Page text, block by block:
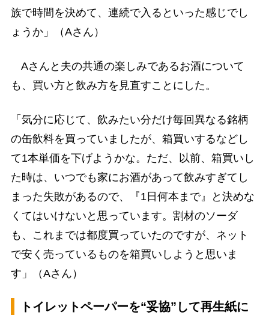
族で時間を決めて、連続で入るといった感じでし
ょうか」（Aさん）
Aさんと夫の共通の楽しみであるお酒について
も、買い方と飲み方を見直すことにした。
「気分に応じて、飲みたい分だけ毎回異なる銘柄
の缶飲料を買っていましたが、箱買いするなどし
て1本単価を下げようかな。ただ、以前、箱買いし
た時は、いつでも家にお酒があって飲みすぎてし
まった失敗があるので、『1日何本まで』と決めな
くてはいけないと思っています。割材のソーダ
も、これまでは都度買っていたのですが、ネット
で安く売っているものを箱買いしようと思いま
す」（Aさん）
トイレットペーパーを“妥協”して再生紙に